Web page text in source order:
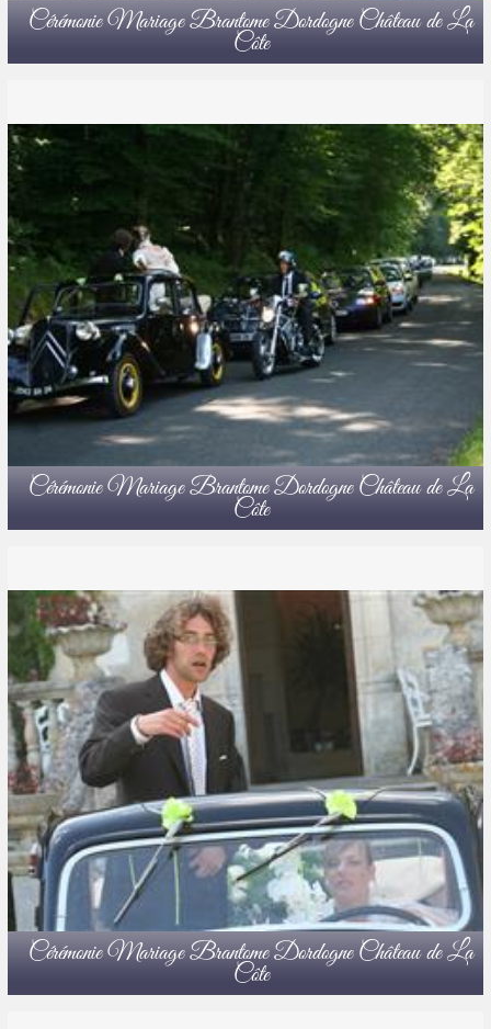
Cérémonie Mariage Brantome Dordogne Château de La
Côte
Cérémonie Mariage Brantome Dordogne Château de La
Côte
Cérémonie Mariage Brantome Dordogne Château de La
Côte